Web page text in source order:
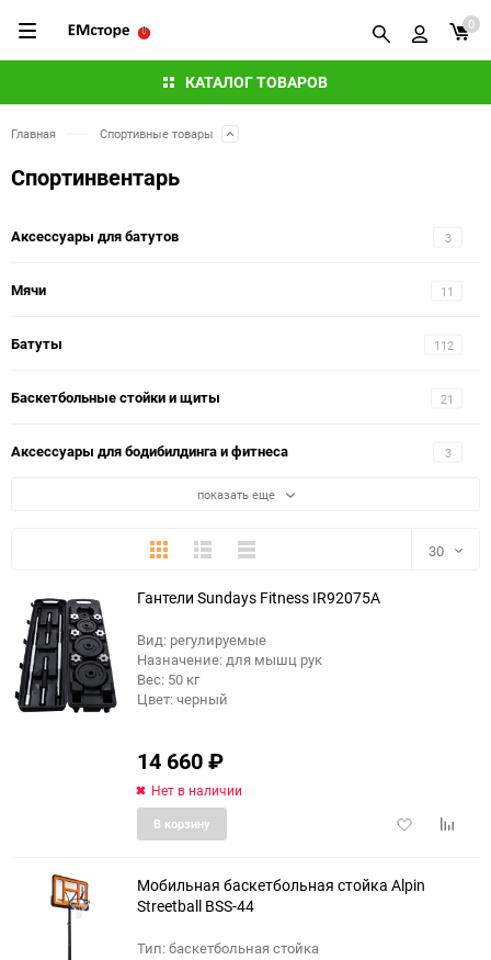
КАТАЛОГ ТОВАРОВ
0
Главная Спортивные товары
Спортинвентарь
3
Аксессуары для батутов
11
Мячи
112
Батуты
21
Баскетбольные стойки и щиты
3
Аксессуары для бодибилдинга и фитнеса
показать еще
ПлиткаПодробноКомпактно 30
Гантели Sundays Fitness IR92075A
Вид: регулируемые
Назначение: для мышц рук
Вес: 50 кг
Цвет: черный
14 660₽
Нет в наличии
Добавить
В корзину
Мобильная баскетбольная стойка Alpin
Streetball BSS-44
Тип: баскетбольная стойка